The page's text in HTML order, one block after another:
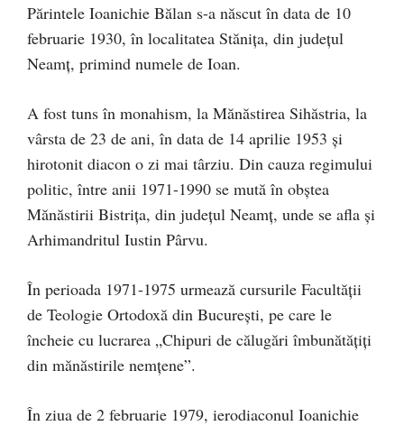
Părintele Ioanichie Bălan s-a născut în data de 10
februarie 1930, în localitatea Stănița, din județul
Neamț, primind numele de Ioan.
A fost tuns în monahism, la Mănăstirea Sihăstria, la
vârsta de 23 de ani, în data de 14 aprilie 1953 și
hirotonit diacon o zi mai târziu. Din cauza regimului
politic, între anii 1971-1990 se mută în obștea
Mănăstirii Bistrița, din județul Neamț, unde se afla și
Arhimandritul Iustin Pârvu.
În perioada 1971-1975 urmează cursurile Facultății
de Teologie Ortodoxă din București, pe care le
încheie cu lucrarea „Chipuri de călugări îmbunătățiți
din mănăstirile nemțene”.
În ziua de 2 februarie 1979, ierodiaconul Ioanichie